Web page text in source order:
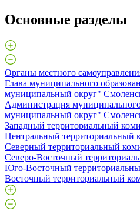
Основные разделы
Органы местного
Глава муниципального
муниципальный округ"
Администрация
муниципальный округ"
Западный территориальный
Центральный территориальный
Северный территориальный
Северо-Восточный
Юго-Восточный
Восточный территориальный